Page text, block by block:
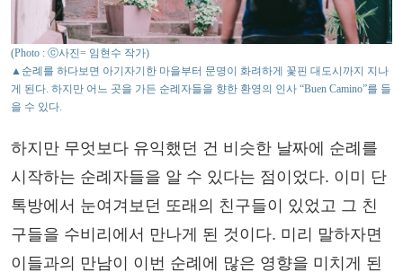
(Photo : ⓒ사진= 임현수 작가)
▲순례를 하다보면 아기자기한 마을부터 문명이 화려하게 꽃핀 대도시까지 지나
게 된다. 하지만 어느 곳을 가든 순례자들을 향한 환영의 인사 “Buen Camino”를 들
을 수 있다.
하지만 무엇보다 유익했던 건 비슷한 날짜에 순례를
시작하는 순례자들을 알 수 있다는 점이었다. 이미 단
톡방에서 눈여겨보던 또래의 친구들이 있었고 그 친
구들을 수비리에서 만나게 된 것이다. 미리 말하자면
이들과의 만남이 이번 순례에 많은 영향을 미치게 된